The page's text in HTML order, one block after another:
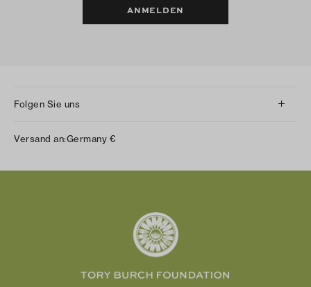
ANMELDEN
Folgen Sie uns
Twitter
Versand an:Germany €